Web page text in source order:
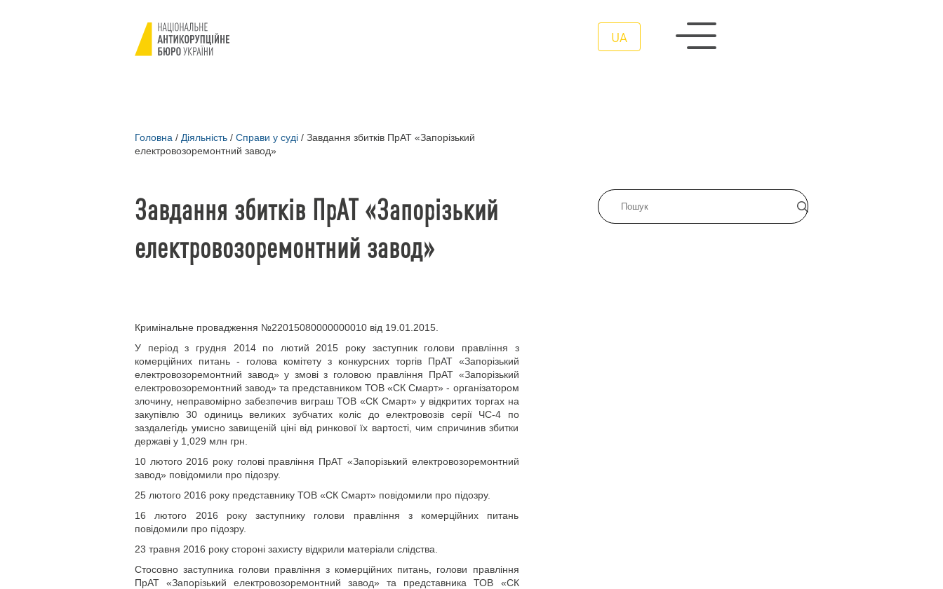
UA
Головна / Діяльність / Справи у суді / Завдання збитків ПрАТ «Запорізький
електровозоремонтний завод»
Завдання збитків ПрАТ «Запорізький
електровозоремонтний завод»
Кримінальне провадження №22015080000000010 від 19.01.2015.
У період з грудня 2014 по лютий 2015 року заступник голови правління з
комерційних питань - голова комітету з конкурсних торгів ПрАТ «Запорізький
електровозоремонтний завод» у змові з головою правління ПрАТ «Запорізький
електровозоремонтний завод» та представником ТОВ «СК Смарт» - організатором
злочину, неправомірно забезпечив виграш ТОВ «СК Смарт» у відкритих торгах на
закупівлю 30 одиниць великих зубчатих коліс до електровозів серії ЧС-4 по
заздалегідь умисно завищеній ціні від ринкової їх вартості, чим спричинив збитки
державі у 1,029 млн грн.
10 лютого 2016 року голові правління ПрАТ «Запорізький електровозоремонтний
завод» повідомили про підозру.
25 лютого 2016 року представнику ТОВ «СК Смарт» повідомили про підозру.
16 лютого 2016 року заступнику голови правління з комерційних питань
повідомили про підозру.
23 травня 2016 року стороні захисту відкрили матеріали слідства.
Стосовно заступника голови правління з комерційних питань, голови правління
ПрАТ «Запорізький електровозоремонтний завод» та представника ТОВ «СК